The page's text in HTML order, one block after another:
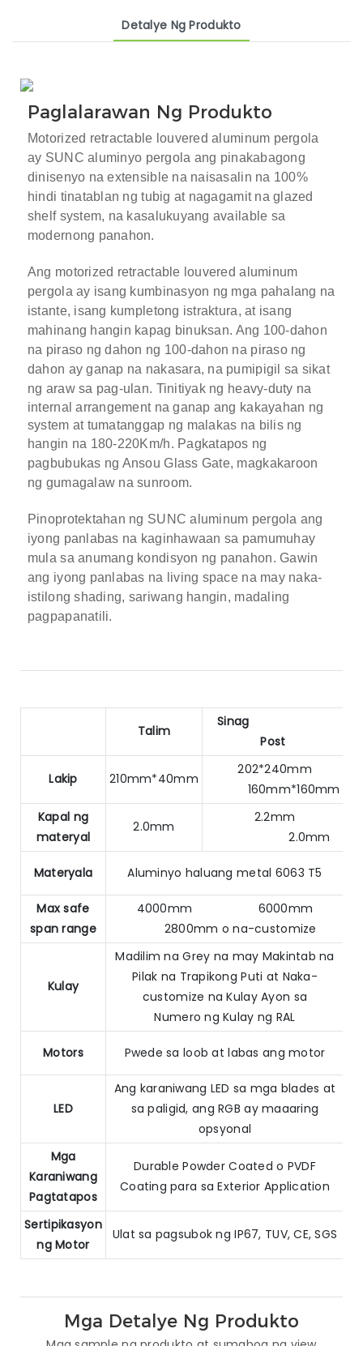
Detalye Ng Produkto
Paglalarawan Ng Produkto
Motorized retractable louvered aluminum pergola
ay SUNC aluminyo pergola ang pinakabagong
dinisenyo na extensible na naisasalin na 100%
hindi tinatablan ng tubig at nagagamit na glazed
shelf system, na kasalukuyang available sa
modernong panahon.
Ang motorized retractable louvered aluminum
pergola ay isang kumbinasyon ng mga pahalang na
istante, isang kumpletong istraktura, at isang
mahinang hangin kapag binuksan. Ang 100-dahon
na piraso ng dahon ng 100-dahon na piraso ng
dahon ay ganap na nakasara, na pumipigil sa sikat
ng araw sa pag-ulan. Tinitiyak ng heavy-duty na
internal arrangement na ganap ang kakayahan ng
system at tumatanggap ng malakas na bilis ng
hangin na 180-220Km/h. Pagkatapos ng
pagbubukas ng Ansou Glass Gate, magkakaroon
ng gumagalaw na sunroom.
Pinoprotektahan ng SUNC aluminum pergola ang
iyong panlabas na kaginhawaan sa pamumuhay
mula sa anumang kondisyon ng panahon. Gawin
ang iyong panlabas na living space na may naka-
istilong shading, sariwang hangin, madaling
pagpapanatili.
Talim
Sinag
Post
Lakip 210mm*40mm
202*240mm
160mm*160mm
Kapal ng
materyal
2.0mm
2.2mm
2.0mm
Materyala Aluminyo haluang metal 6063 T5
Max safe
span range
4000mm 6000mm
2800mm o na-customize
Kulay
Madilim na Grey na may Makintab na
Pilak na Trapikong Puti at Naka-
customize na Kulay Ayon sa
Numero ng Kulay ng RAL
Motors Pwede sa loob at labas ang motor
LED
Ang karaniwang LED sa mga blades at
sa paligid, ang RGB ay maaaring
opsyonal
Mga
Karaniwang
Pagtatapos
Durable Powder Coated o PVDF
Coating para sa Exterior Application
Sertipikasyon
ng Motor
Ulat sa pagsubok ng IP67, TUV, CE, SGS
Mga Detalye Ng Produkto